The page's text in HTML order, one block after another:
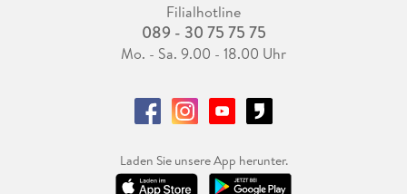
Filialhotline
089 - 30 75 75 75
Mo. - Sa. 9.00 - 18.00 Uhr
Laden Sie unsere App herunter.